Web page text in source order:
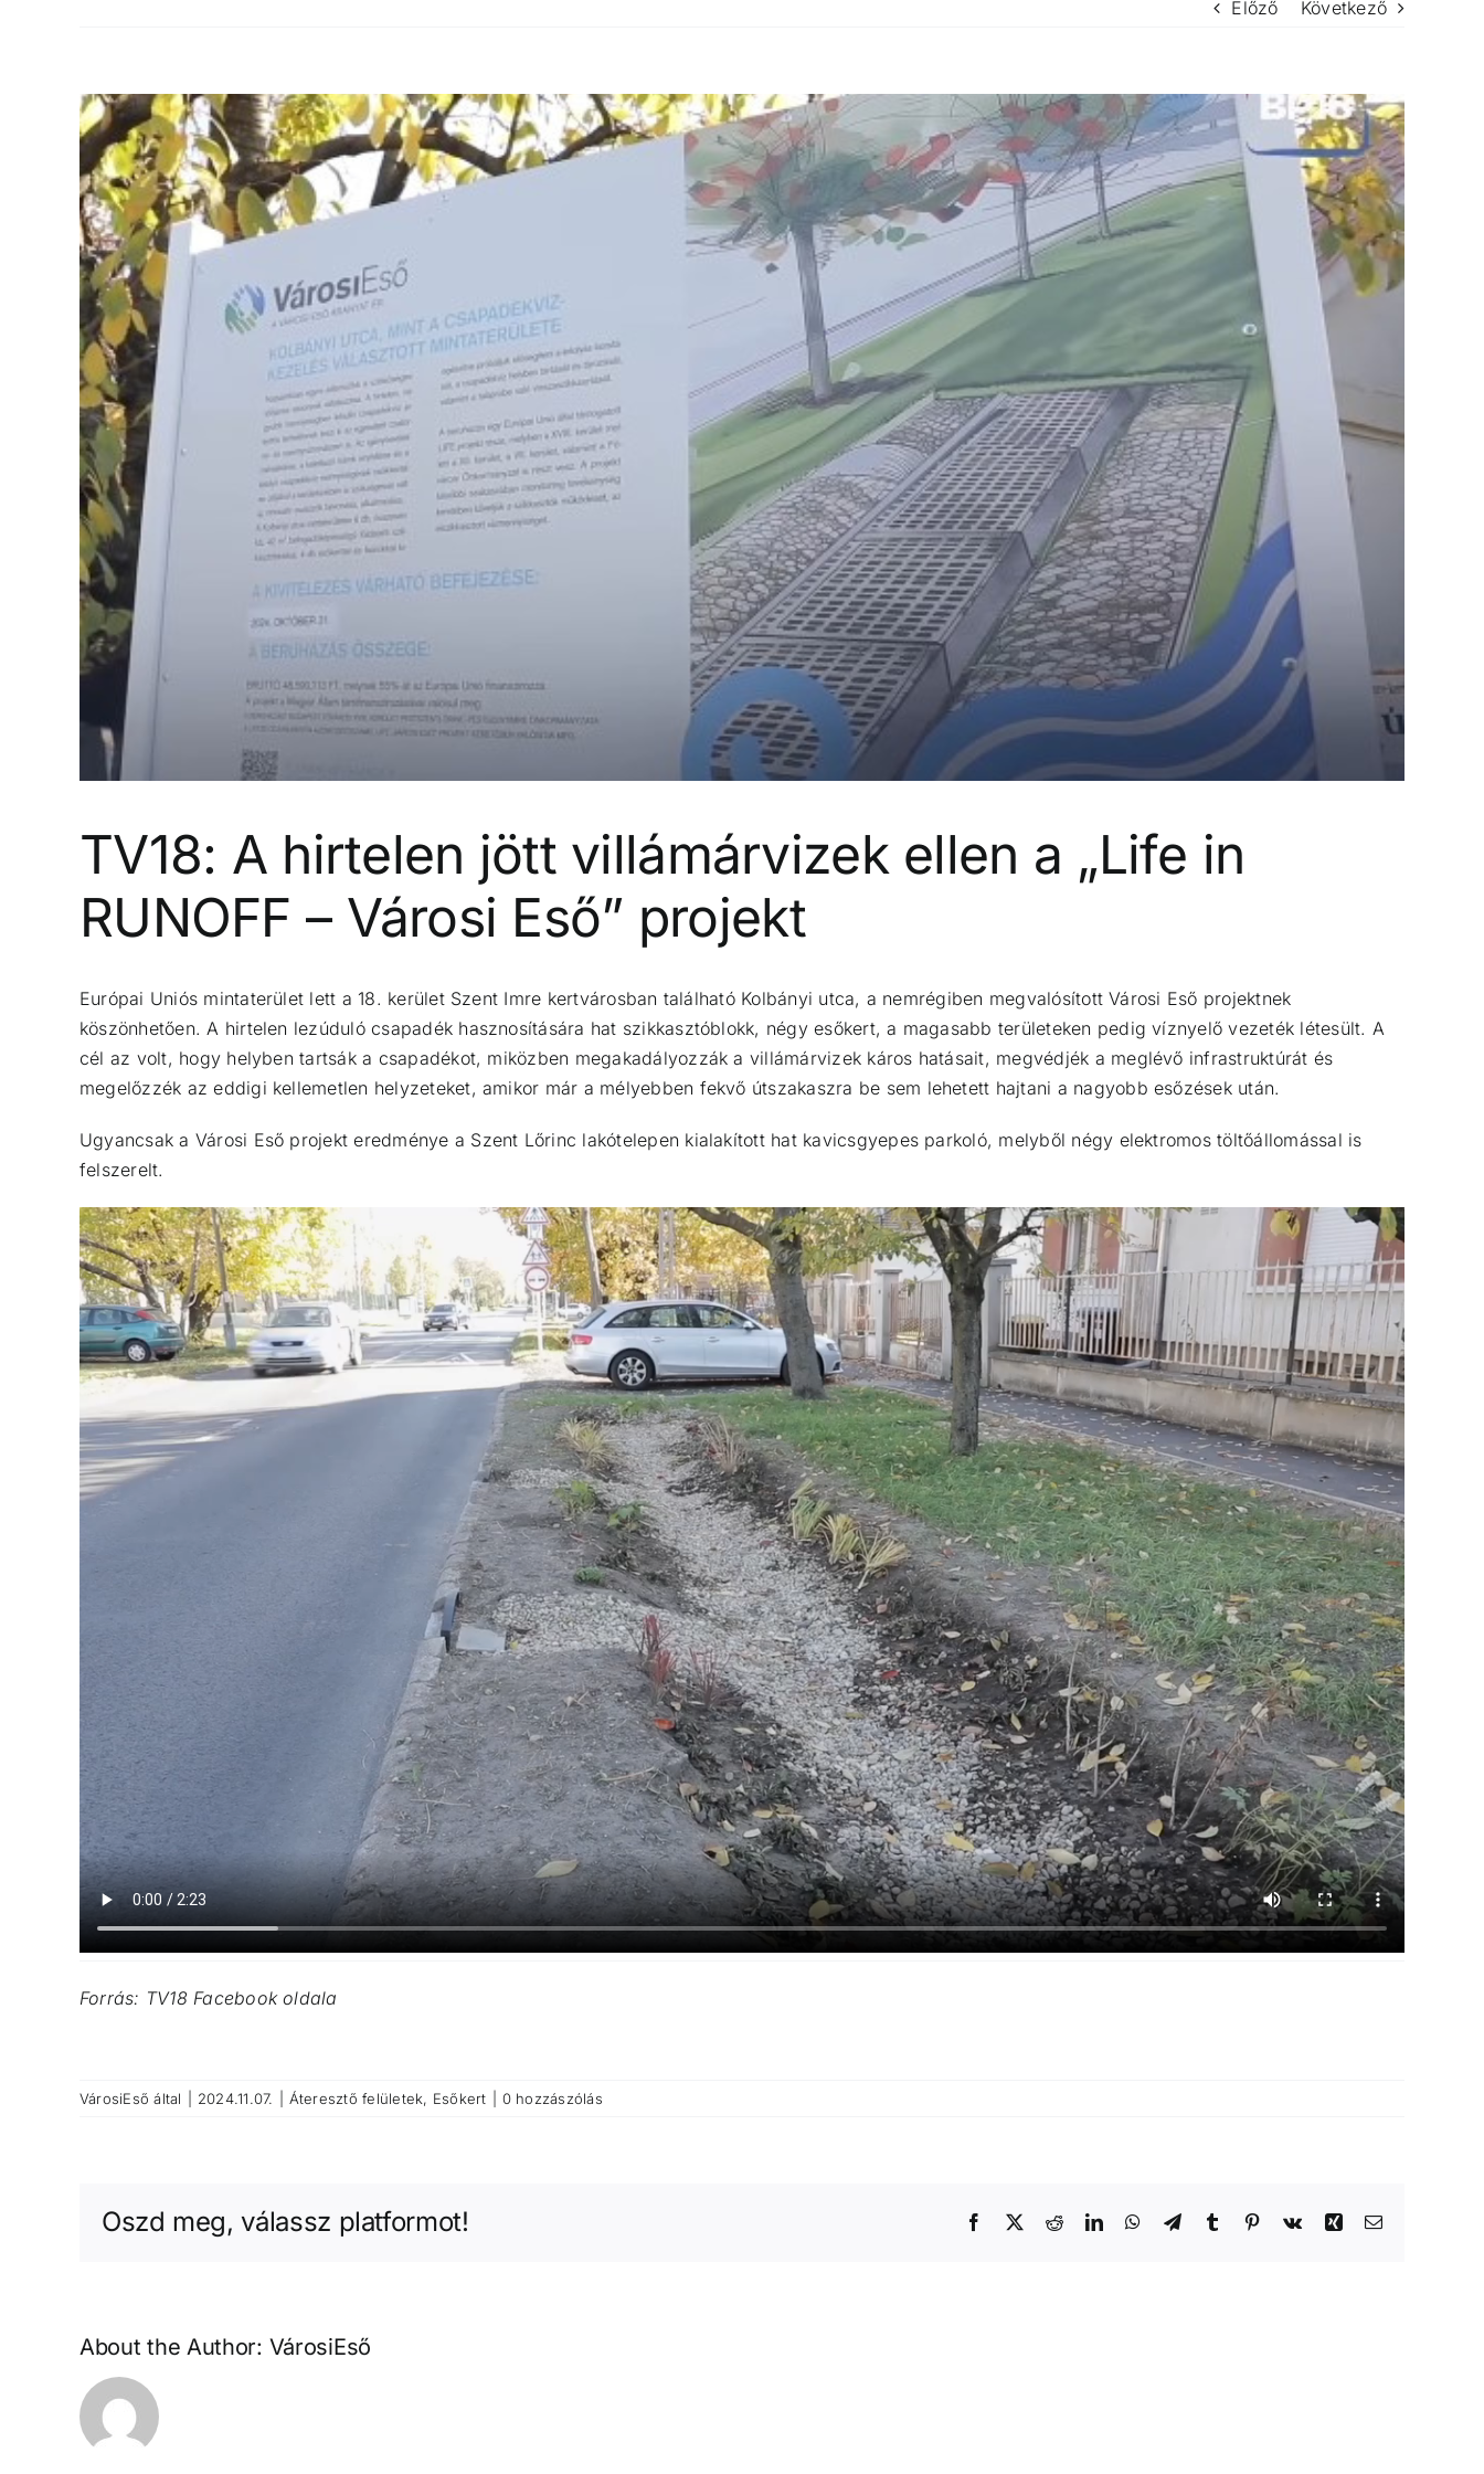
Előző Következő
View
Larger
Image
TV18: A hirtelen jött villámárvizek ellen a „Life in
RUNOFF – Városi Eső” projekt
Európai Uniós mintaterület lett a 18. kerület Szent Imre kertvárosban található Kolbányi utca, a nemrégiben megvalósított Városi Eső projektnek
köszönhetően.A hirtelen lezúduló csapadék hasznosítására hat szikkasztóblokk, négy esőkert, a magasabb területeken pedig víznyelő vezeték létesült. A
cél az volt, hogy helyben tartsák a csapadékot, miközben megakadályozzák a villámárvizek káros hatásait, megvédjék a meglévő infrastruktúrát és
megelőzzék az eddigi kellemetlen helyzeteket, amikor már a mélyebben fekvő útszakaszra be sem lehetett hajtani a nagyobb esőzések után.
Ugyancsak a Városi Eső projekt eredménye a Szent Lőrinc lakótelepen kialakított hat kavicsgyepes parkoló, melyből négy elektromos töltőállomással is
felszerelt.
Forrás: TV18 Facebook oldala
VárosiEső által 2024.11.07. Áteresztő felületek, Esőkert 0 hozzászólás
Oszd meg, válassz platformot! Facebook
X RedditLinkedInWhatsApp
TelegramTumblr Pinterest
Vk Xing Email:
About the Author: VárosiEső